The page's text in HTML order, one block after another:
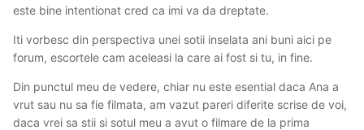
este bine intentionat cred ca imi va da dreptate.
Iti vorbesc din perspectiva unei sotii inselata ani buni aici pe
forum, escortele cam aceleasi la care ai fost si tu, in fine.
Din punctul meu de vedere, chiar nu este esential daca Ana a
vrut sau nu sa fie filmata, am vazut pareri diferite scrise de voi,
daca vrei sa stii si sotul meu a avut o filmare de la prima